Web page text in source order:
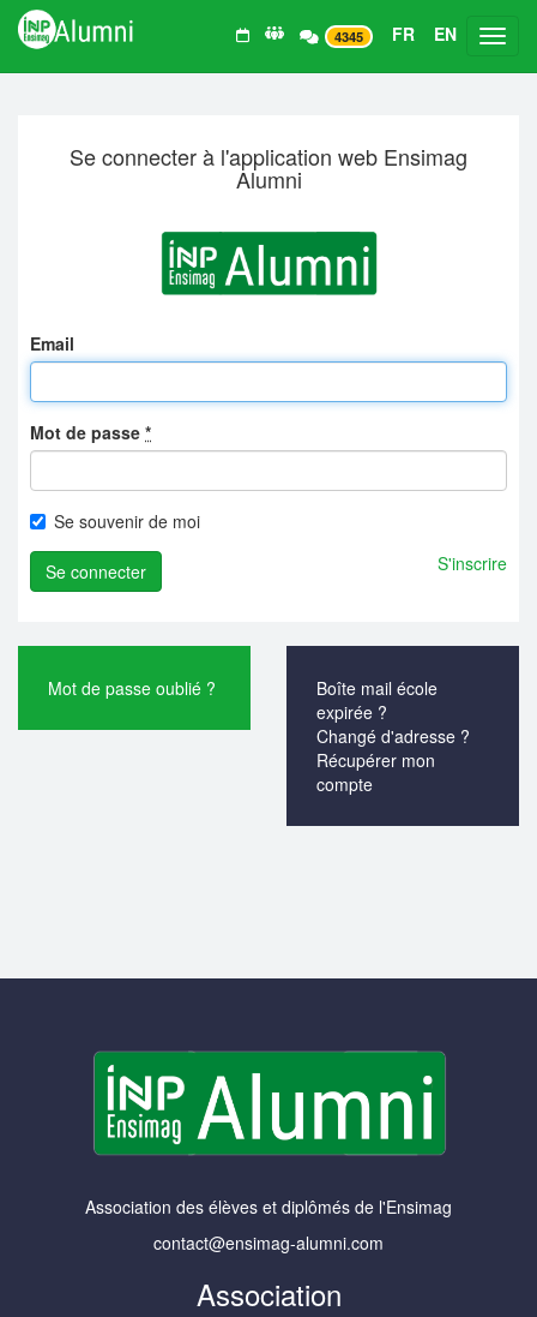
4345 FR EN
Se connecter à l'application web Ensimag
Alumni
Email
Mot de passe *
Se souvenir de moi
S'inscrire
Mot de passe oublié ?
Boîte mail école
expirée ?
Changé d'adresse ?
Récupérer mon
compte
Association des élèves et diplômés de l'Ensimag
contact@ensimag-alumni.com
Association